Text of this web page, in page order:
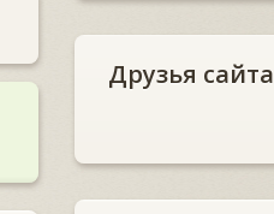
Друзья сайта